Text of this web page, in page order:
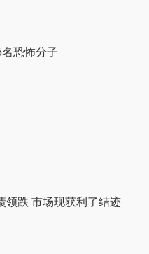
恐怖分子
领跌 市场现获利了结迹